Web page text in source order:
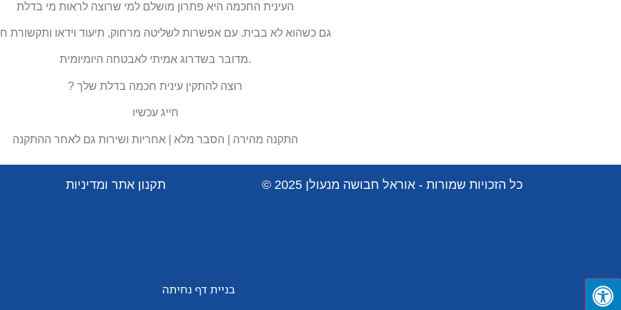
העינית החכמה היא פתרון מושלם למי שרוצה לראות מי בדלת
גם כשהוא לא בבית. עםאפשרותלשליטה מרחוק, תיעוד וידאו ותקשורת
.מדובר בשדרוג אמיתי לאבטחה היומיומית
רוצה להתקין עינית חכמה בדלת שלך ?
חייג עכשיו
התקנה מהירה | הסבר מלא | אחריות ושירות גם לאחר ההתקנה
כל הזכויות שמורות - אוראל חבושה מנעולן 2025 © תקנון אתר ומדיניות
בניית דף נחיתה